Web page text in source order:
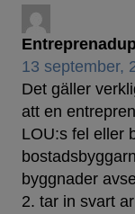
13 september,
Det gäller
att en
LOU:s fel eller
byggnader
2. tar in svart